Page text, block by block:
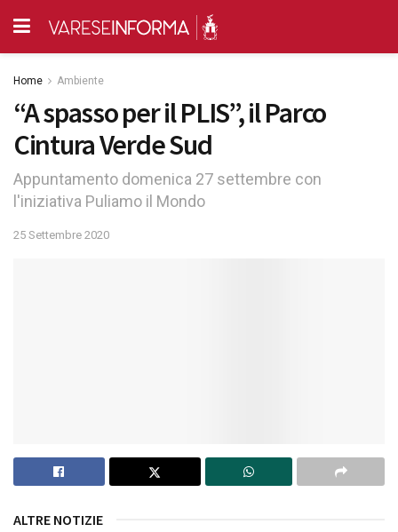
Home Ambiente
“A spasso per il PLIS”, il Parco
Cintura Verde Sud
Appuntamento domenica 27 settembre con
l'iniziativa Puliamo il Mondo
25 Settembre 2020
ALTRE NOTIZIE